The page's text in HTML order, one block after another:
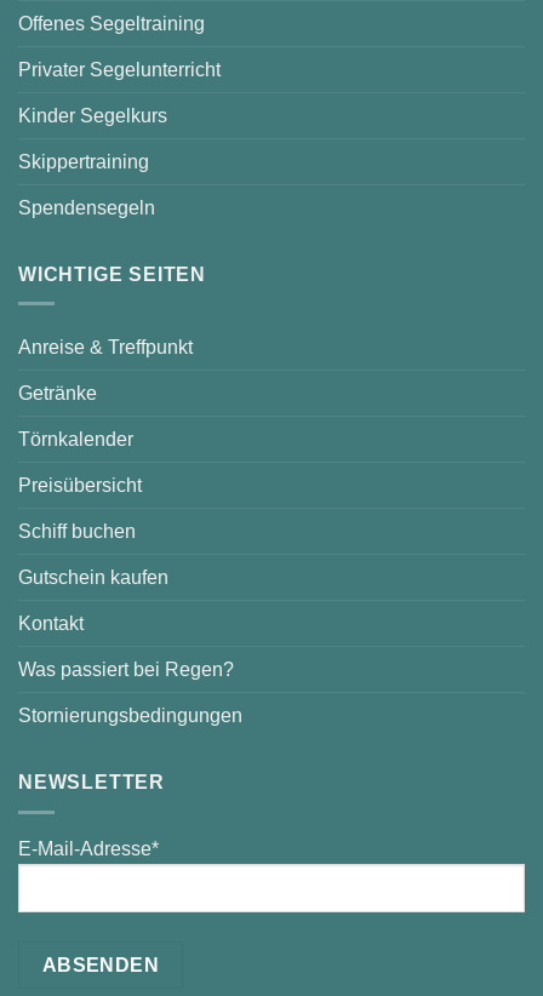
Offenes Segeltraining
Privater Segelunterricht
Kinder Segelkurs
Skippertraining
Spendensegeln
WICHTIGE SEITEN
Anreise & Treffpunkt
Getränke
Törnkalender
Preisübersicht
Schiff buchen
Gutschein kaufen
Kontakt
Was passiert bei Regen?
Stornierungsbedingungen
NEWSLETTER
E-Mail-Adresse*